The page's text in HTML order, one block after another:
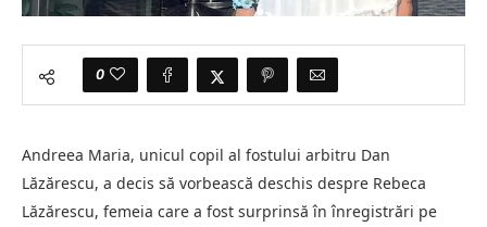
0
Andreea Maria, unicul copil al fostului arbitru Dan
Lăzărescu, a decis să vorbească deschis despre Rebeca
Lăzărescu, femeia care a fost surprinsă în înregistrări pe